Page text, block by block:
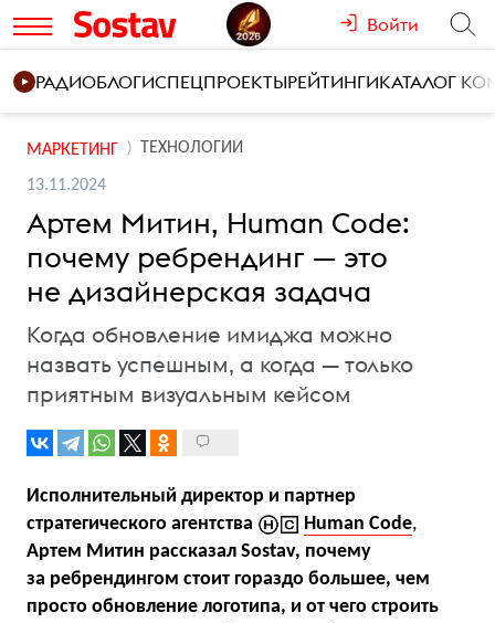
Войти
РАДИОБЛОГИСПЕЦПРОЕКТЫРЕЙТИНГИКАТАЛОГ
МАРКЕТИНГ ТЕХНОЛОГИИ
13.11.2024
Артем Митин, Human Code:
почему ребрендинг — это
не дизайнерская задача
Когда обновление имиджа можно
назвать успешным, а когда — только
приятным визуальным кейсом
Исполнительный директор и партнер
стратегического агентства
Human Code,
Артем Митин рассказал Sostav, почему
за ребрендингом стоит гораздо большее, чем
просто обновление логотипа, и от чего строить